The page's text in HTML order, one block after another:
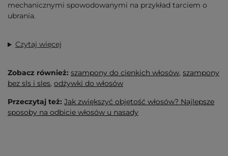
mechanicznymi spowodowanymi na przykład tarciem o
ubrania.
Czytaj więcej
Zobacz również: szampony do cienkich włosów, szampony
bez sls i sles, odżywki do włosów
Przeczytaj też: Jak zwiększyć objętość włosów? Najlepsze
sposoby na odbicie włosów u nasady